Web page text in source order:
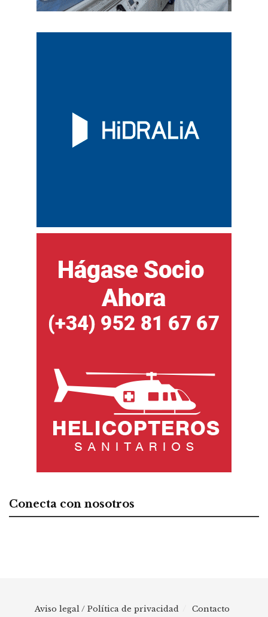
Conecta con nosotros
Aviso legal / Política de privacidad Contacto